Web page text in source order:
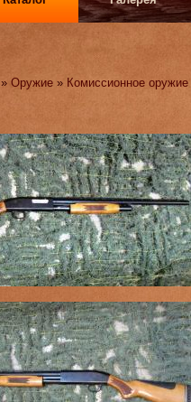
»Оружие » Комиссионное оружие